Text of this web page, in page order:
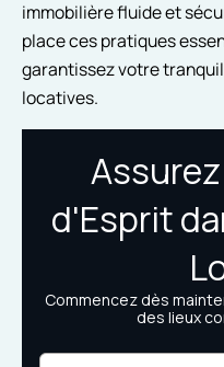
immobilière fluide et
place ces pratiques
garantissez votre
locatives.